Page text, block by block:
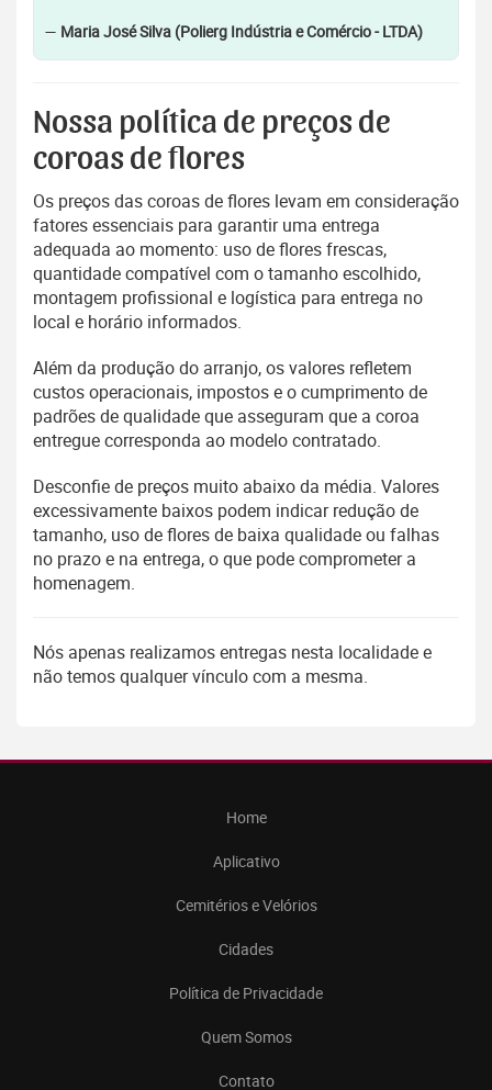
— Maria José Silva (Polierg Indústria e Comércio - LTDA)
Nossa política de preços de
coroas de flores
Os preços das coroas de flores levam em consideração
fatores essenciais para garantir uma entrega
adequada ao momento: uso de flores frescas,
quantidade compatível com o tamanho escolhido,
montagem profissional e logística para entrega no
local e horário informados.
Além da produção do arranjo, os valores refletem
custos operacionais, impostos e o cumprimento de
padrões de qualidade que asseguram que a coroa
entregue corresponda ao modelo contratado.
Desconfie de preços muito abaixo da média. Valores
excessivamente baixos podem indicar redução de
tamanho, uso de flores de baixa qualidade ou falhas
no prazo e na entrega, o que pode comprometer a
homenagem.
Nós apenas realizamos entregas nesta localidade e
não temos qualquer vínculo com a mesma.
Home
Aplicativo
Cemitérios e Velórios
Cidades
Política de Privacidade
Quem Somos
Contato